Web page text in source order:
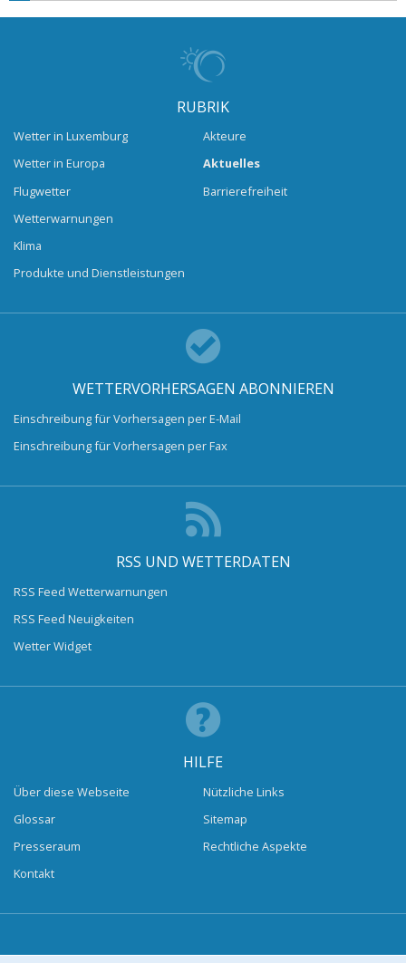
RUBRIK
Wetter in Luxemburg
Wetter in Europa
Flugwetter
Wetterwarnungen
Klima
Produkte und Dienstleistungen
Akteure
Aktuelles
Barrierefreiheit
WETTERVORHERSAGEN ABONNIEREN
Einschreibung für Vorhersagen per E-Mail
Einschreibung für Vorhersagen per Fax
RSS UND WETTERDATEN
RSS Feed Wetterwarnungen
RSS Feed Neuigkeiten
Wetter Widget
HILFE
Über diese Webseite
Glossar
Presseraum
Kontakt
Nützliche Links
Sitemap
Rechtliche Aspekte